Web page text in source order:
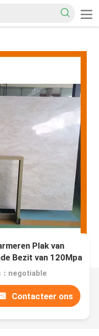
Plak van
Bezit van 120Mpa
：negotiable
Contacteer ons